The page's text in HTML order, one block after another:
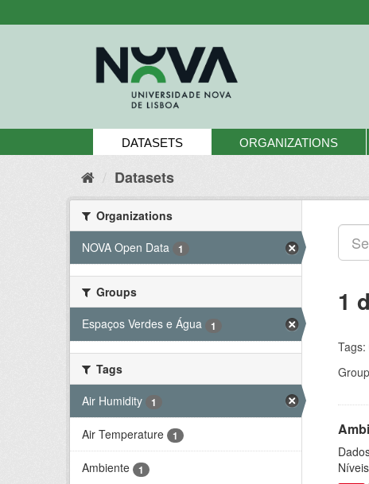
to
DATASETS ORGANIZATIONS
Datasets
Organizations
NOVA Open Data
1
Groups
Espaços Verdes e Água
1
Tags
Air Humidity
1
Air Temperature 1
Ambiente 1
1
Tags: